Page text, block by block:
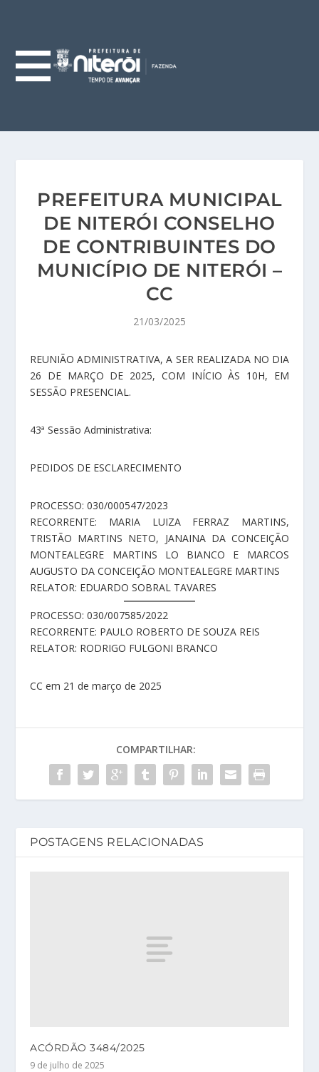
PREFEITURA MUNICIPAL
DE NITERÓI CONSELHO
DE CONTRIBUINTES DO
MUNICÍPIO DE NITERÓI –
CC
21/03/2025
REUNIÃO ADMINISTRATIVA, A SER REALIZADA NO DIA
26 DE MARÇO DE 2025, COM INÍCIO ÀS 10H, EM
SESSÃO PRESENCIAL.
43ª Sessão Administrativa:
PEDIDOS DE ESCLARECIMENTO
PROCESSO: 030/000547/2023
RECORRENTE: MARIA LUIZA FERRAZ MARTINS,
TRISTÃO MARTINS NETO, JANAINA DA CONCEIÇÃO
MONTEALEGRE MARTINS LO BIANCO E MARCOS
AUGUSTO DA CONCEIÇÃO MONTEALEGRE MARTINS
RELATOR: EDUARDO SOBRAL TAVARES
PROCESSO: 030/007585/2022
RECORRENTE: PAULO ROBERTO DE SOUZA REIS
RELATOR: RODRIGO FULGONI BRANCO
CC em 21 de março de 2025
COMPARTILHAR:
POSTAGENS RELACIONADAS
ACÓRDÃO 3484/2025
9 de julho de 2025